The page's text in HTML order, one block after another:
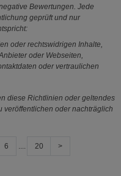
Bewertungen. Jede
geprüft und nur
oder rechtswidrigen Inhalte,
oder Webseiten,
oder vertraulichen
diese Richtlinien oder geltendes
veröffentlichen oder nachträglich
6 20 >